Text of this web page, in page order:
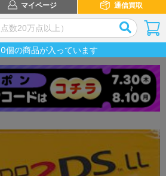
マイページ 通信買取
0個の商品が入っています